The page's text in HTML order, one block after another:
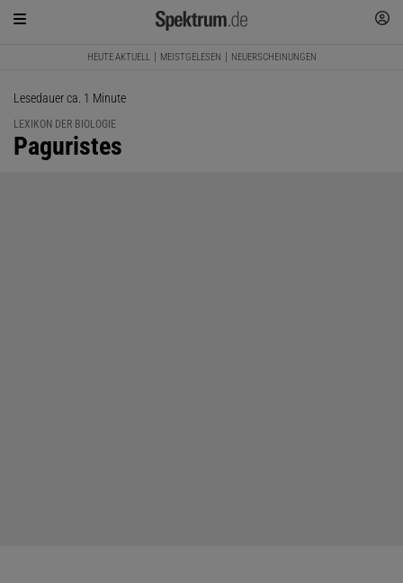
HEUTE AKTUELL MEISTGELESEN NEUERSCHEINUNGEN
Lesedauer ca. 1 Minute
LEXIKON DER BIOLOGIE
:
Paguristes